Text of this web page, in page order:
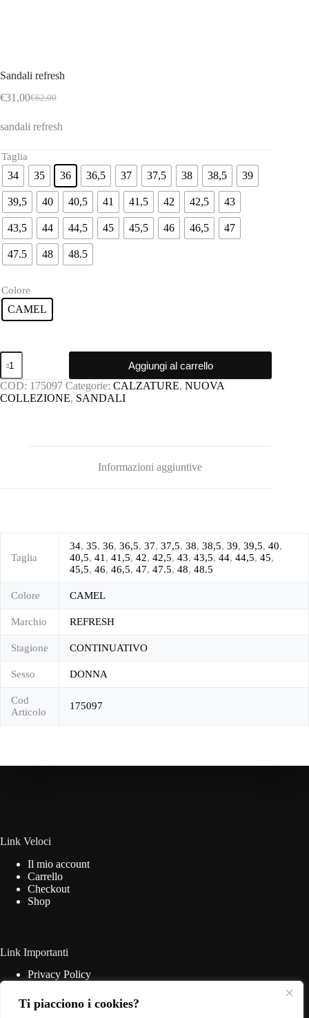
Ti piacciono i cookies?
Sandali refresh
€62,00
Il
originale
€31,00Il
attuale
sandali refresh
Taglia
34 35 36 36,5 37 37,5 38 38,5 39
39,5 40 40,5 41 41,5 42 42,5 43
43,5 44 44,5 45 45,5 46 46,5 47
47.5 48 48.5
Colore
CAMEL
Sandali
refresh
quantità
Aggiungi al carrello
COD: 175097 Categorie: CALZATURE, NUOVA
COLLEZIONE, SANDALI
Informazioni aggiuntive
Taglia
34, 35, 36, 36,5, 37, 37,5, 38, 38,5, 39, 39,5, 40,
40,5, 41 , 41,5, 42, 42,5, 43, 43,5, 44, 44,5, 45,
45,5, 46, 46,5, 47, 47.5, 48, 48.5
Colore CAMEL
Marchio REFRESH
Stagione CONTINUATIVO
Sesso DONNA
Cod
Articolo
175097
Link Veloci
Il mio account
Carrello
Checkout
Shop
Link Importanti
Privacy Policy
Termini & Condizioni
Contatti